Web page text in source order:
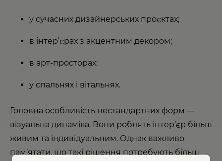
у сучасних дизайнерських проєктах;
в інтер’єрах з акцентним декором;
в арт-просторах;
у спальнях і вітальнях.
Головна особливість нестандартних форм —
візуальна динаміка. Вони роблять інтер’єр більш
живим та індивідуальним. Однак важливо
пам’ятати, що такі рішення потребують більш